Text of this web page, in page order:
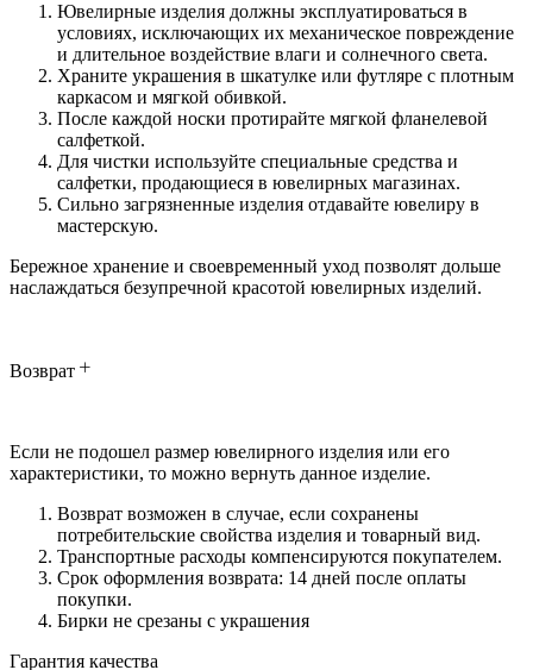
Ювелирные изделия должны эксплуатироваться в
условиях, исключающих их механическое повреждение
и длительное воздействие влаги и солнечного света.
Храните украшения в шкатулке или футляре с плотным
каркасом и мягкой обивкой.
После каждой носки протирайте мягкой фланелевой
салфеткой.
Для чистки используйте специальные средства и
салфетки, продающиеся в ювелирных магазинах.
Сильно загрязненные изделия отдавайте ювелиру в
мастерскую.
Бережное хранение и своевременный уход позволят дольше
наслаждаться безупречной красотой ювелирных изделий.
Возврат
Если не подошел размер ювелирного изделия или его
характеристики, то можно вернуть данное изделие.
Возврат возможен в случае, если сохранены
потребительские свойства изделия и товарный вид.
Транспортные расходы компенсируются покупателем.
Срок оформления возврата: 14 дней после оплаты
покупки.
Бирки не срезаны с украшения
Гарантия качества